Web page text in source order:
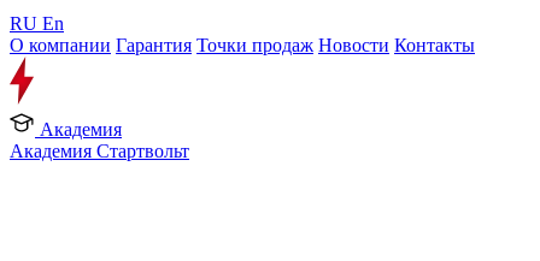
RU En
О компании Гарантия Точки продаж Новости Контакты
Академия
Академия Стартвольт